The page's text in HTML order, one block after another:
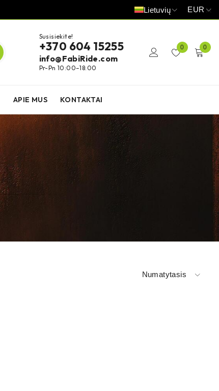
Lietuvių EUR
Susisiekite!
+370 604 15255
info@FabiRide.com
Pr-Pn 10:00–18:00
0 0
APIE MUS KONTAKTAI
Numatytasis